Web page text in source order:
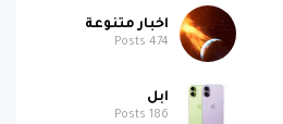
اخبار متنوعة
474
ابل
186